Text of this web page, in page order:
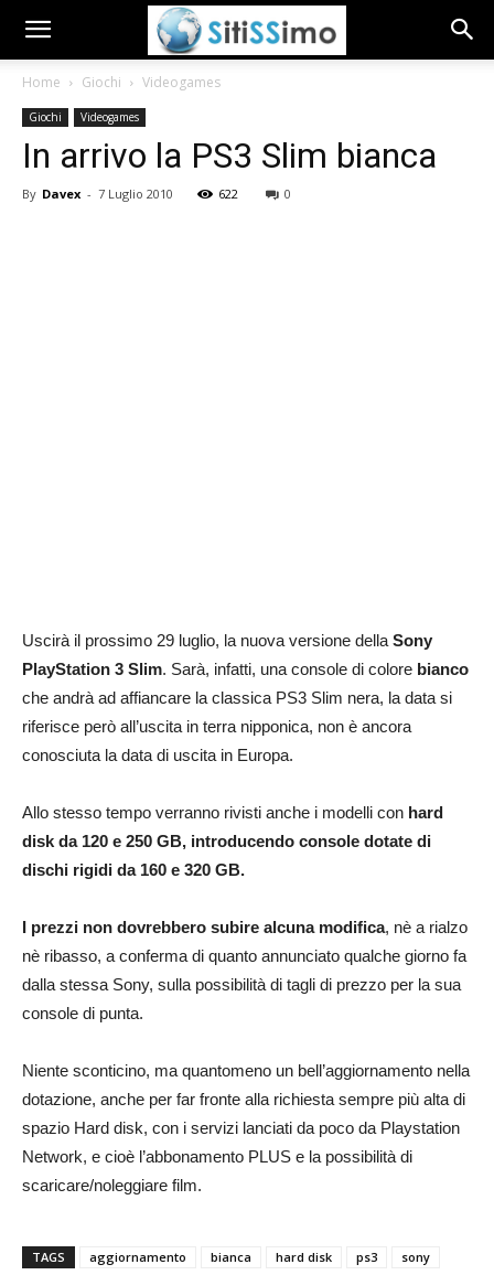
Home Giochi Videogames
Giochi Videogames
In arrivo la PS3 Slim bianca
By Davex - 7 Luglio 2010 622 0
Uscirà il prossimo 29 luglio, la nuova versione della Sony
PlayStation 3 Slim. Sarà, infatti, una console di colore bianco
che andrà ad affiancare la classica PS3 Slim nera, la data si
riferisce però all’uscita in terra nipponica, non è ancora
conosciuta la data di uscita in Europa.
Allo stesso tempo verranno rivisti anche i modelli con hard
disk da 120 e 250 GB, introducendo console dotate di
dischi rigidi da 160 e 320 GB.
I prezzi non dovrebbero subire alcuna modifica, nè a rialzo
nè ribasso, a conferma di quanto annunciato qualche giorno fa
dalla stessa Sony, sulla possibilità di tagli di prezzo per la sua
console di punta.
Niente sconticino, ma quantomeno un bell’aggiornamento nella
dotazione, anche per far fronte alla richiesta sempre più alta di
spazio Hard disk, con i servizi lanciati da poco da Playstation
Network, e cioè l’abbonamento PLUS e la possibilità di
scaricare/noleggiare film.
TAGS aggiornamento bianca hard disk ps3 sony